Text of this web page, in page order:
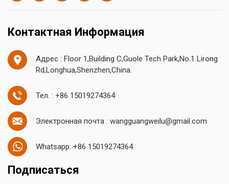
Контактная Информация
Адрес : Floor 1,Building C,Guole Tech Park,No.1 Lirong
Rd,Longhua,Shenzhen,China.
Тел. : +86 15019274364
Электронная почта : wangguangweilu@gmail.com
Whatsapp: +86 15019274364
Подписаться